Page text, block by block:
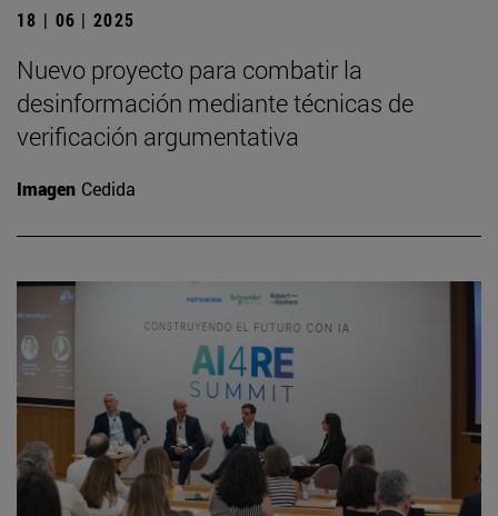
18 | 06 | 2025
Nuevo proyecto para combatir la
desinformación mediante técnicas de
verificación argumentativa
Imagen Cedida